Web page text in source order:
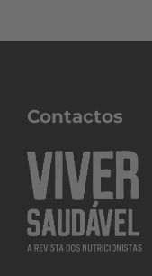
Contactos